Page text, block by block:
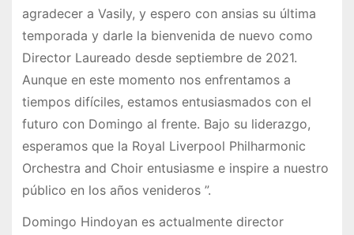
agradecer a Vasily, y espero con ansias su última
temporada y darle la bienvenida de nuevo como
Director Laureado desde septiembre de 2021.
Aunque en este momento nos enfrentamos a
tiempos difíciles, estamos entusiasmados con el
futuro con Domingo al frente. Bajo su liderazgo,
esperamos que la Royal Liverpool Philharmonic
Orchestra and Choir entusiasme e inspire a nuestro
público en los años venideros ”.
Domingo Hindoyan es actualmente director